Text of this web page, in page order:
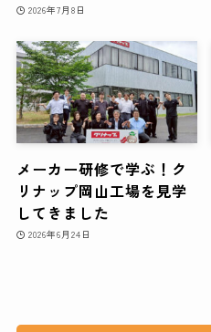
2026年7月8日
メーカー研修で学ぶ！ク
リナップ岡山工場を見学
してきました
2026年6月24日